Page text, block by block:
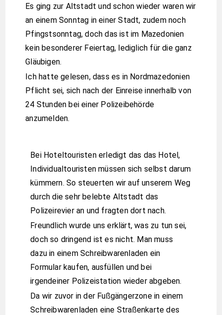
Es ging zur Altstadt und schon wieder waren wir
an einem Sonntag in einer Stadt, zudem noch
Pfingstsonntag, doch das ist im Mazedonien
kein besonderer Feiertag, lediglich für die ganz
Gläubigen.
Ich hatte gelesen, dass es in Nordmazedonien
Pflicht sei, sich nach der Einreise innerhalb von
24 Stunden bei einer Polizeibehörde
anzumelden.
Bei Hoteltouristen erledigt das das Hotel,
Individualtouristen müssen sich selbst darum
kümmern. So steuerten wir auf unserem Weg
durch die sehr belebte Altstadt das
Polizeirevier an und fragten dort nach.
Freundlich wurde uns erklärt, was zu tun sei,
doch so dringend ist es nicht. Man muss
dazu in einem Schreibwarenladen ein
Formular kaufen, ausfüllen und bei
irgendeiner Polizeistation wieder abgeben.
Da wir zuvor in der Fußgängerzone in einem
Schreibwarenladen eine Straßenkarte des